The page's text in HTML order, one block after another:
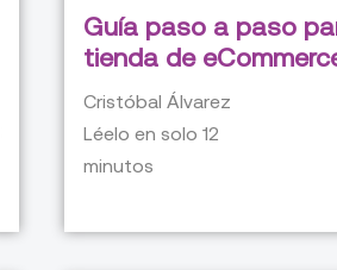
Guía paso a paso
tienda de
Cristóbal Álvarez
Léelo en solo 12
minutos